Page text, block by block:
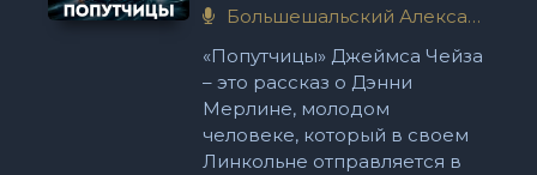
Большешальский Александр
«Попутчицы» Джеймса Чейза
– это рассказ о Дэнни
Мерлине, молодом
человеке, который в своем
Линкольне отправляется в